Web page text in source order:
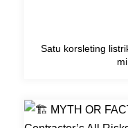
Satu korsleting